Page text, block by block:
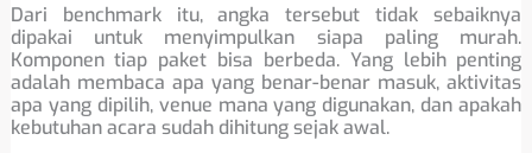
Dari benchmark itu, angka tersebut tidak sebaiknya
dipakai untuk menyimpulkan siapa paling murah.
Komponen tiap paket bisa berbeda. Yang lebih penting
adalah membaca apa yang benar-benar masuk, aktivitas
apa yang dipilih, venue mana yang digunakan, dan apakah
kebutuhan acara sudah dihitung sejak awal.